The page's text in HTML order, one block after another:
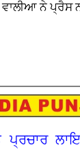
ਨੇ ਪ੍ਰੈਸ